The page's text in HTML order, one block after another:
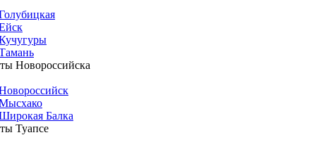
Новороссийска
Балка
Туапсе